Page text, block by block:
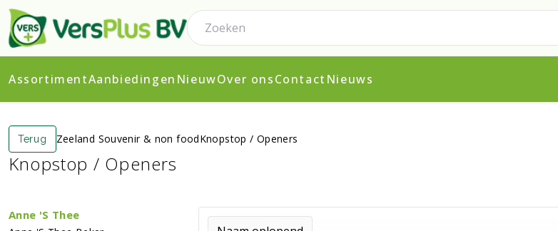
AssortimentAanbiedingen NieuwOver onsContact Nieuws
Terug Zeeland Souvenir & non foodKnopstop / Openers
Knopstop / Openers
Anne 's Thee